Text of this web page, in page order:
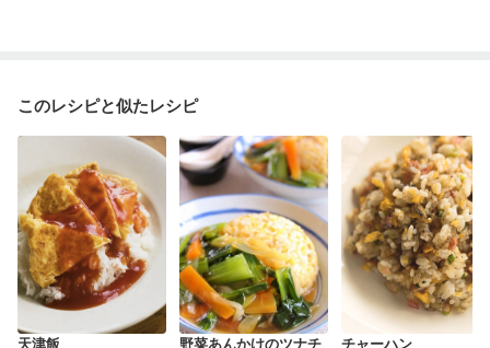
このレシピと似たレシピ
天津飯
野菜あんかけのツナチ
チャーハン